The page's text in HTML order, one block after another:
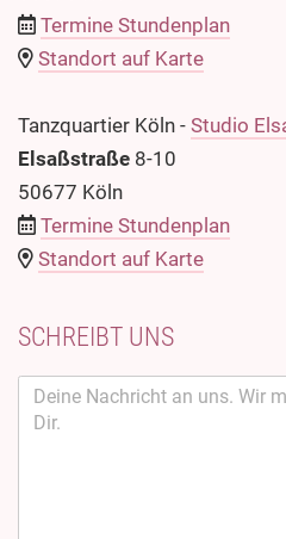
Termine Stundenplan
Standort auf Karte
Tanzquartier Köln - Studio
Elsaßstraße 8-10
50677 Köln
Termine Stundenplan
Standort auf Karte
SCHREIBT UNS